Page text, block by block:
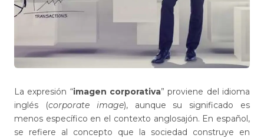
La expresión “imagen corporativa” proviene del idioma
inglés (corporate image), aunque su significado es
menos específico en el contexto anglosajón. En español,
se refiere al concepto que la sociedad construye en